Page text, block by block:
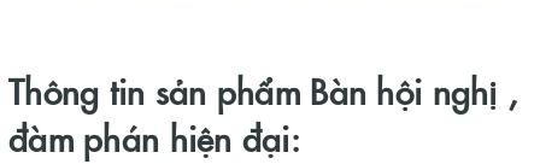
Thông tin sản phẩm Bàn hội nghị ,
đàm phán hiện đại: